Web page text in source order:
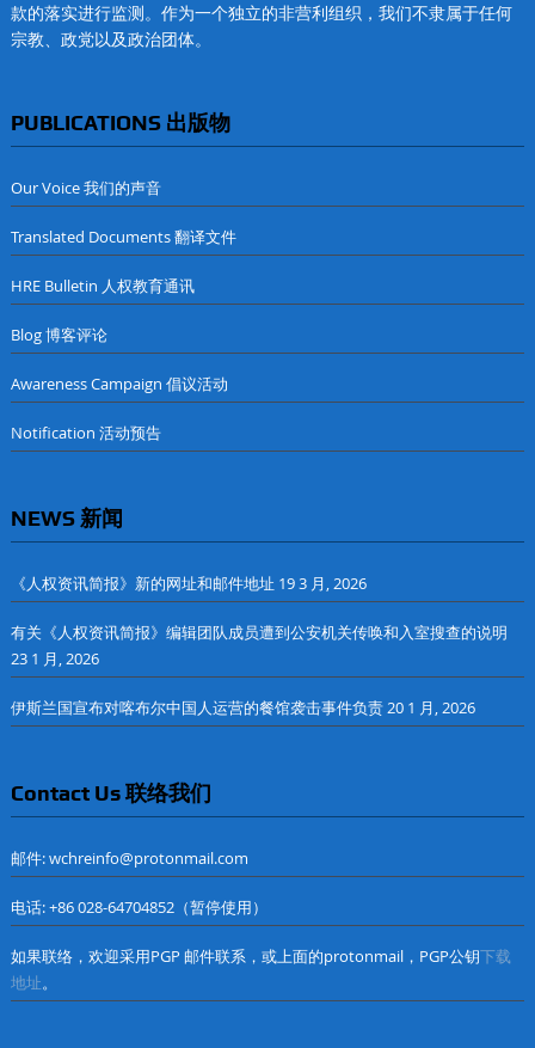
款的落实进行监测。作为一个独立的非营利组织，我们不隶属于任何
宗教、政党以及政治团体。
PUBLICATIONS 出版物
Our Voice 我们的声音
Translated Documents 翻译文件
HRE Bulletin 人权教育通讯
Blog 博客评论
Awareness Campaign 倡议活动
Notification 活动预告
NEWS 新闻
《人权资讯简报》新的网址和邮件地址 19 3 月, 2026
有关《人权资讯简报》编辑团队成员遭到公安机关传唤和入室搜查的说明
23 1 月, 2026
伊斯兰国宣布对喀布尔中国人运营的餐馆袭击事件负责20 1 月, 2026
Contact Us 联络我们
邮件: wchreinfo@protonmail.com
电话: +86 028-64704852（暂停使用）
如果联络，欢迎采用PGP 邮件联系，或上面的protonmail，PGP公钥下载
地址。